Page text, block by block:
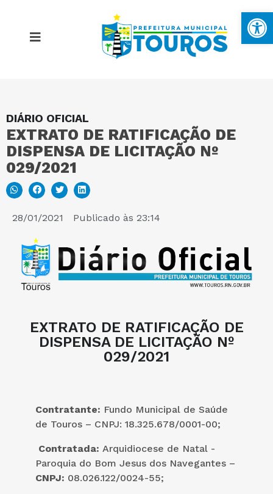
DIÁRIO OFICIAL
EXTRATO DE RATIFICAÇÃO DE
DISPENSA DE LICITAÇÃO Nº
029/2021
28/01/2021 Publicado às 23:14
EXTRATO DE RATIFICAÇÃO DE
DISPENSA DE LICITAÇÃO Nº
029/2021
Contratante: Fundo Municipal de Saúde
de Touros – CNPJ: 18.325.678/0001-00;
Contratada: Arquidiocese de Natal -
Paroquia do Bom Jesus dos Navegantes –
CNPJ: 08.026.122/0024-55;
MAPA DO SITE
PORTAL DA TRANSPARÊNCIA
E-SIC
PERGUNTAS FREQUENTES